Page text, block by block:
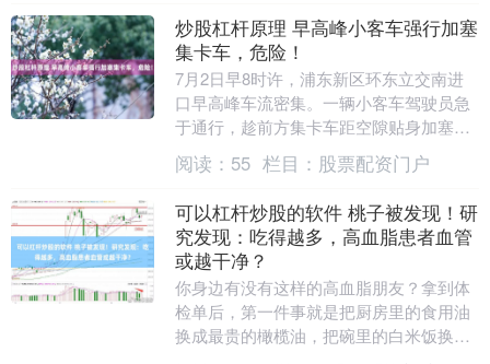
炒股杠杆原理 早高峰小客车强行加塞
集卡车，危险！
7月2日早8时许，浦东新区环东立交南进
口早高峰车流密集。一辆小客车驾驶员急
于通行，趁前方集卡车距空隙贴身加塞变
道，在车流中强行从左侧第三车道切入第
二车道。 由于....
阅读： 55 栏目： 股票配资门户
可以杠杆炒股的软件 桃子被发现！研
究发现：吃得越多，高血脂患者血管
或越干净？
你身边有没有这样的高血脂朋友？拿到体
检单后，第一件事就是把厨房里的食用油
换成最贵的橄榄油，把碗里的白米饭换成
糙米，但对水果篮里的桃子可以杠杆炒股